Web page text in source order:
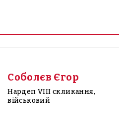
Соболєв Єгор
Нардеп VIII скликання,
військовий